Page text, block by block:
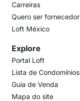
Carreiras
Quero ser fornecedor
Loft México
Explore
Portal Loft
Lista de Condomínios
Guia de Venda
Mapa do site